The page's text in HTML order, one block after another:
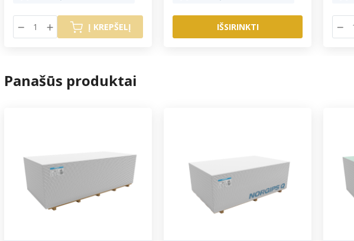
Į KREPŠELĮ IŠSIRINKTI
Panašūs produktai